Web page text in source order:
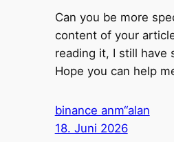
Can you be more
content of your
reading it, I still have
Hope you can help
binance anm“alan
18. Juni 2026